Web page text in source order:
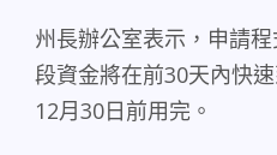
州長辦公室表示，申請
段資金將在前30天內快
12月30日前用完。